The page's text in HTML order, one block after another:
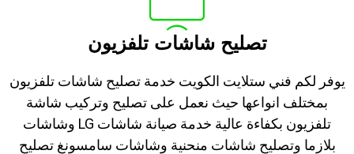
تصليح شاشات تلفزيون
يوفر لكم فني ستلايت الكويت خدمة تصليح شاشات تلفزيون
بمختلف انواعها حيث نعمل على تصليح وتركيب شاشة
تلفزيون بكفاءة عالية خدمة صيانة شاشات LG وشاشات
بلازما وتصليح شاشات منحنية وشاشات سامسونغ تصليح